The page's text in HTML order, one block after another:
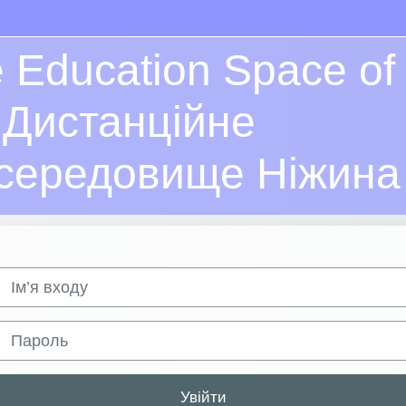
Education Space of
Ніжина
Увійти